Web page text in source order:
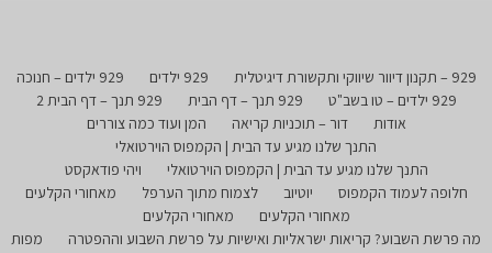
929 – תקנון דיוור שיווקי ותקשורת דיגיטלית 929 ילדים
929 ילדים – חנוכה
929 ילדים – טו בשב"ט
929 תנך – דף הבית
929 תנך – דף הבית 2
אודות
דור – תוכניות קריאה
המן ועוד כמה צוררים
התנך שלנו מגיע עד הבית | הקמפוס הוירטואלי
התנך שלנו מגיע עד הבית | הקמפוס הוירטואלי
ויהי פודאקסט
חלופה לעמוד הקמפוס
יוטיוב לצמוח מתוך הערפל
מאחורי הקלעים
מאחורי הקלעים
מאחורי הקלעים
מה פרשת השבוע? קריאות ישראליות ואישיות על פרשת השבוע וההפטרה
מפות